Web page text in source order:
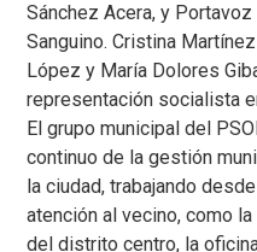
Sánchez Acera, y
Sanguino. Cristina
López y María Dolores
representación socialista
El grupo municipal del
continuo de la gestión
la ciudad, trabajando
atención al vecino, como
del distrito centro, la